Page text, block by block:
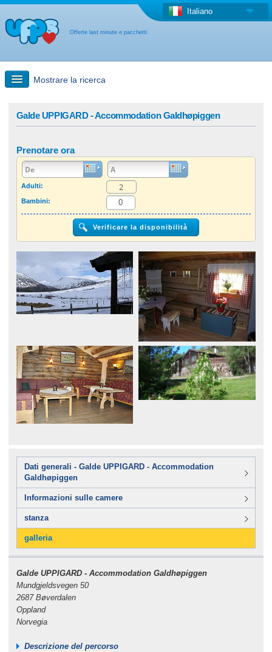
Offerte last minute e pacchetti
Italiano
Mostrare la ricerca
Offerta last minute + Offerta forfettaria
Altro paese
Galde UPPIGARD - Accommodation Galdhøpiggen
Prenotare ora
Adulti:
Bambini:
Dati generali - Galde UPPIGARD - Accommodation
Galdhøpiggen
Informazioni sulle camere
stanza
galleria
Galde UPPIGARD - Accommodation Galdhøpiggen
Mundgjeldsvegen 50
2687 Bøverdalen
Oppland
Norvegia
Descrizione del percorso